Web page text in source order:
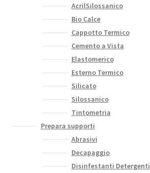
AcrilSilossanico
Bio Calce
Cappotto Termico
Cemento a Vista
Elastomerico
Esterno Termico
Silicato
Silossanico
Tintometria
Prepara supporti
Abrasivi
Decapaggio
Disinfestanti Detergenti